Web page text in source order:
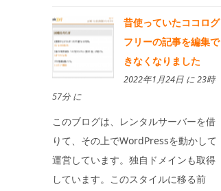
昔使っていたココログ
フリーの記事を編集で
きなくなりました
2022年1月24日 に 23時
57分 に
このブログは、レンタルサーバーを借
りて、その上でWordPressを動かして
運営しています。独自ドメインも取得
しています。このスタイルに移る前